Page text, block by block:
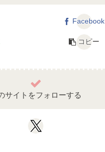
Facebook
コピー
サイトをフォローする